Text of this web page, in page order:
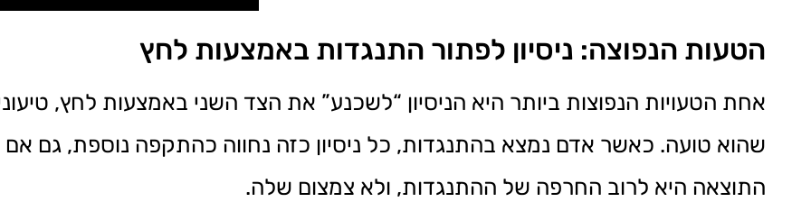
הטעות הנפוצה: ניסיון לפתור התנגדות באמצעות לחץ
אחת הטעויות הנפוצות ביותר היא הניסיון “לשכנע” את הצד השני באמצעות לחץ,
שהוא טועה. כאשר אדם נמצא בהתנגדות, כל ניסיון כזה נחווה כהתקפה נוספת, גם אם
התוצאה היא לרוב החרפה של ההתנגדות, ולא צמצום שלה.